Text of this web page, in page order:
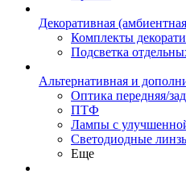
Декоративная
Комплекты
Подсветка
Альтернативная и
Оптика передняя/
ПТФ
Лампы с
Светодиодные
Еще